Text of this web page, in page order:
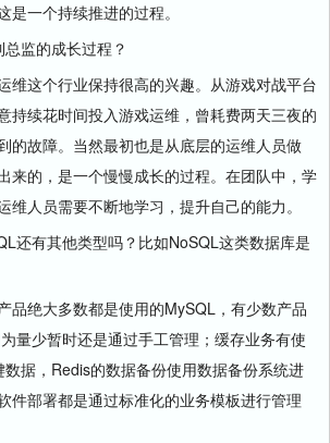
是一个持续推进的过程。
监的成长过程？
这个行业保持很高的兴趣。从游戏对战平台
持续花时间投入游戏运维，曾耗费两天三夜的
的故障。当然最初也是从底层的运维人员做
来的，是一个慢慢成长的过程。在团队中，学
维人员需要不断地学习，提升自己的能力。
有其他类型吗？比如NoSQL这类数据库是
绝大多数都是使用的MySQL，有少数产品
量少暂时还是通过手工管理；缓存业务有使
据，Redis的数据备份使用数据备份系统进
件部署都是通过标准化的业务模板进行管理